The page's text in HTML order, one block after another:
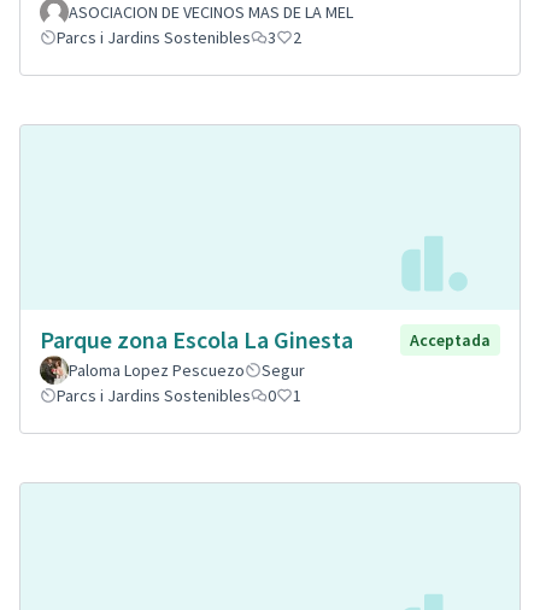
ASOCIACION DE VECINOS MAS DE LA MEL
Parcs i Jardins Sostenibles
3 2
Parque zona Escola La Ginesta
Acceptada
Paloma Lopez Pescuezo
Segur
Parcs i Jardins Sostenibles
0 1